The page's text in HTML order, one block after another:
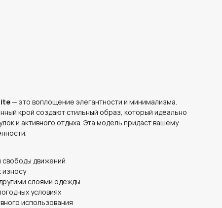
— это воплощение элегантности и минимализма.
крой создают стильный образ, который идеально
и активного отдыха. Эта модель придаст вашему
движений
износу
слоями одежды
условиях
использования